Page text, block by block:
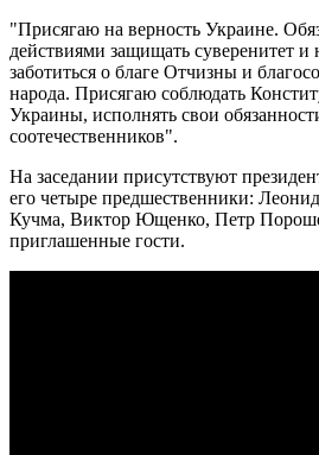
"Присягаю на верность Украине.
действиями защищать суверенитет и
заботиться о благе Отчизны и
народа. Присягаю соблюдать
Украины, исполнять свои
соотечественников".
На заседании присутствуют
его четыре предшественники:
Кучма, Виктор Ющенко, Петр
приглашенные гости.